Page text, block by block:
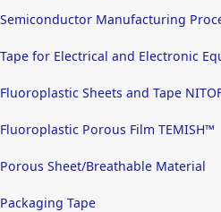
Semiconductor Manufacturing
Tape for Electrical and Electronic
Fluoroplastic Sheets and Tape
Fluoroplastic Porous Film TEMISH™
Porous Sheet/Breathable Material
Packaging Tape